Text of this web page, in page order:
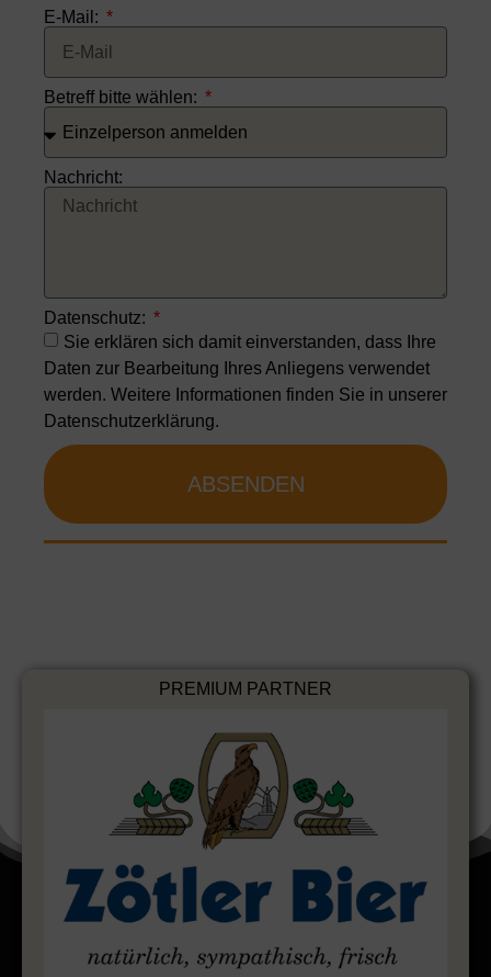
E-Mail:
Betreff bitte wählen:
Nachricht:
Datenschutz:
Sie erklären sich damit einverstanden, dass Ihre
Daten zur Bearbeitung Ihres Anliegens verwendet
werden. Weitere Informationen finden Sie in unserer
Datenschutzerklärung.
ABSENDEN
PREMIUM PARTNER